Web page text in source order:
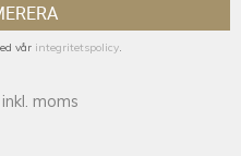
vår integritetspolicy.
inkl. moms